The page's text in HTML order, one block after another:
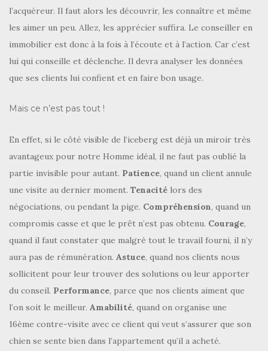
l’acquéreur. Il faut alors les découvrir, les connaître et même
les aimer un peu. Allez, les apprécier suffira. Le conseiller en
immobilier est donc à la fois à l’écoute et à l’action. Car c’est
lui qui conseille et déclenche. Il devra analyser les données
que ses clients lui confient et en faire bon usage.
Mais ce n’est pas tout !
En effet, si le côté visible de l’iceberg est déjà un miroir très
avantageux pour notre Homme idéal, il ne faut pas oublié la
partie invisible pour autant. Patience, quand un client annule
une visite au dernier moment. Tenacité lors des
négociations, ou pendant la pige. Compréhension, quand un
compromis casse et que le prêt n’est pas obtenu. Courage,
quand il faut constater que malgré tout le travail fourni, il n’y
aura pas de rémunération. Astuce, quand nos clients nous
sollicitent pour leur trouver des solutions ou leur apporter
du conseil. Performance, parce que nos clients aiment que
l’on soit le meilleur. Amabilité, quand on organise une
16ème contre-visite avec ce client qui veut s’assurer que son
chien se sente bien dans l’appartement qu’il a acheté.